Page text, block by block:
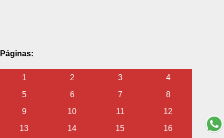
Páginas:
1 2 3
4
5
6 7
8
9
10 11
12
13
14 15 16